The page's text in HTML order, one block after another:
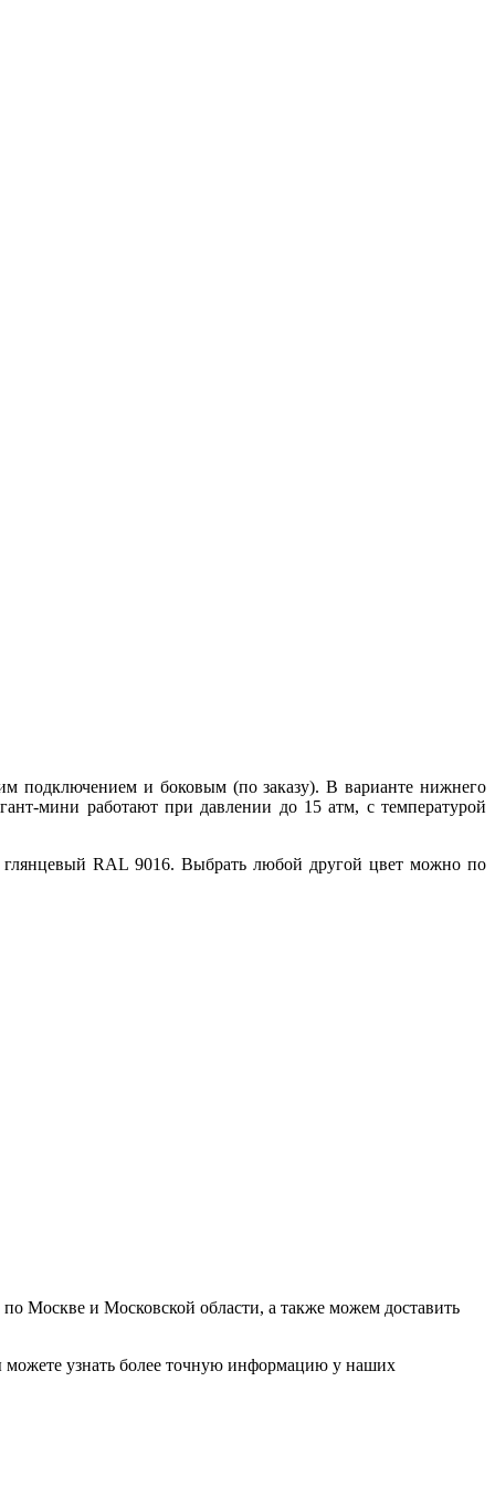
подключением и боковым (по заказу). В варианте нижнего
мини работают при давлении до 15 атм, с температурой
RAL 9016. Выбрать любой другой цвет можно по
Москве и Московской области, а также можем доставить
можете узнать более точную информацию у наших